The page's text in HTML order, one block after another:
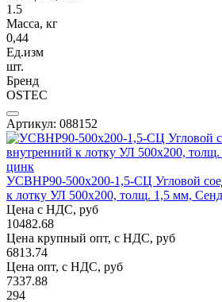
1.5
Масса, кг
0,44
Ед.изм
шт.
Бренд
OSTEC
Артикул: 088152
УСВНР90-500х200-1,5-СЦ Угловой
к лотку УЛ 500х200, толщ. 1,5 мм,
Цена с НДС, руб
10482.68
Цена крупный опт, с НДС, руб
6813.74
Цена опт, с НДС, руб
7337.88
294